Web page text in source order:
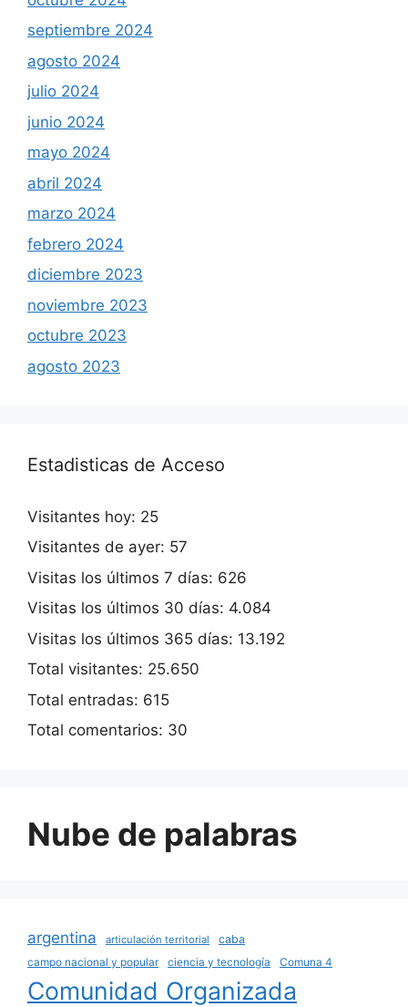
septiembre 2024
agosto 2024
julio 2024
junio 2024
mayo 2024
abril 2024
marzo 2024
febrero 2024
diciembre 2023
noviembre 2023
octubre 2023
agosto 2023
Estadisticas de Acceso
Visitantes hoy: 25
Visitantes de ayer: 57
Visitas los últimos 7 días: 626
Visitas los últimos 30 días: 4.084
Visitas los últimos 365 días: 13.192
Total visitantes: 25.650
Total entradas: 615
Total comentarios: 30
Nube de palabras
argentina articulación territorial
caba
campo nacional y popular
ciencia y tecnología Comuna 4
Comunidad Organizada